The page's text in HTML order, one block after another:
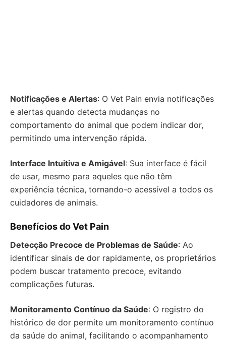
Notificações e Alertas: O Vet Pain envia notificações
e alertas quando detecta mudanças no
comportamento do animal que podem indicar dor,
permitindo uma intervenção rápida.
Interface Intuitiva e Amigável: Sua interface é fácil
de usar, mesmo para aqueles que não têm
experiência técnica, tornando-o acessível a todos os
cuidadores de animais.
Benefícios do Vet Pain
Detecção Precoce de Problemas de Saúde: Ao
identificar sinais de dor rapidamente, os proprietários
podem buscar tratamento precoce, evitando
complicações futuras.
Monitoramento Contínuo da Saúde: O registro do
histórico de dor permite um monitoramento contínuo
da saúde do animal, facilitando o acompanhamento